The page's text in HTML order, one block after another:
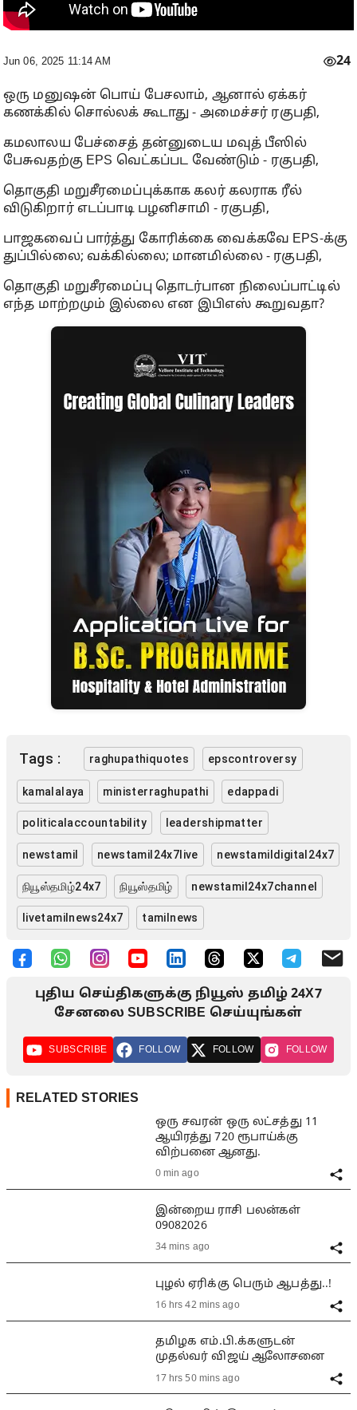
Jun 06, 2025 11:14 AM 24
ஒரு மனுஷன் பொய் பேசலாம், ஆனால் ஏக்கர்
கணக்கில் சொல்லக் கூடாது - அமைச்சர் ரகுபதி,
கமலாலய பேச்சைத் தன்னுடைய மவுத் பீஸில்
பேசுவதற்கு EPS வெட்கப்பட வேண்டும் - ரகுபதி,
தொகுதி மறுசீரமைப்புக்காக கலர் கலராக ரீல்
விடுகிறார் எடப்பாடி பழனிசாமி - ரகுபதி,
பாஜகவைப் பார்த்து கோரிக்கை வைக்கவே EPS-க்கு
துப்பில்லை; வக்கில்லை; மானமில்லை - ரகுபதி,
தொகுதி மறுசீரமைப்பு தொடர்பான நிலைப்பாட்டில்
எந்த மாற்றமும் இல்லை என இபிஎஸ் கூறுவதா?
Tags : raghupathiquotes epscontroversy
kamalalaya ministerraghupathi edappadi
politicalaccountability leadershipmatter
newstamil newstamil24x7live newstamildigital24x7
நியூஸ்தமிழ்24x7 நியூஸ்தமிழ் newstamil24x7channel
livetamilnews24x7 tamilnews
புதிய செய்திகளுக்கு நியூஸ் தமிழ் 24X7
சேனலை SUBSCRIBE செய்யுங்கள்
SUBSCRIBE FOLLOW FOLLOW FOLLOW
RELATED STORIES
ஒரு சவரன் ஒரு லட்சத்து 11
ஆயிரத்து 720 ரூபாய்க்கு
விற்பனை ஆனது.
0 min ago
இன்றைய ராசி பலன்கள்
09082026
34 mins ago
புழல் ஏரிக்கு பெரும் ஆபத்து..!
16 hrs 42 mins ago
தமிழக எம்.பி.க்களுடன்
முதல்வர் விஜய் ஆலோசனை
17 hrs 50 mins ago